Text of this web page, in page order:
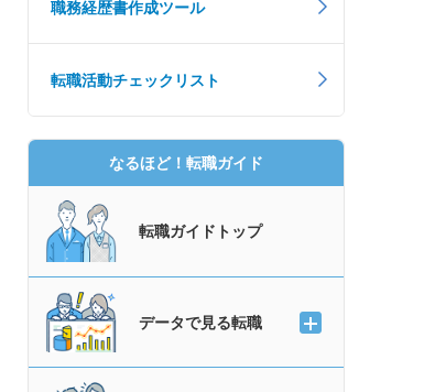
職務経歴書作成ツール
転職活動チェックリスト
なるほど！転職ガイド
転職ガイドトップ
データで見る転職